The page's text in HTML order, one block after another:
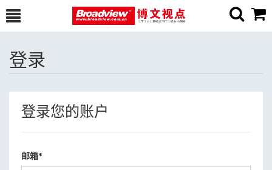
登录
登录您的账户
邮箱*